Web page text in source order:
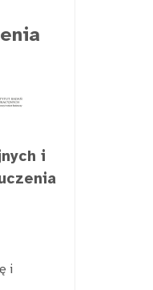
i
i